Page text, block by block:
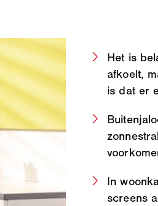
Het is
afkoelt,
is dat er
In
screens